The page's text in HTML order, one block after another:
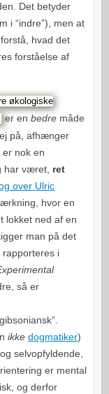
Det betyder
i “indre”), men at
hvad det
forståelse af
økologiske
er en bedremåde
på, afhænger
nok en
har været, ret
over Ulric
hvor en
lokket ned af en
man på det
i
så er
ikke dogmatiker)
selvopfyldende,
er mental
og derfor